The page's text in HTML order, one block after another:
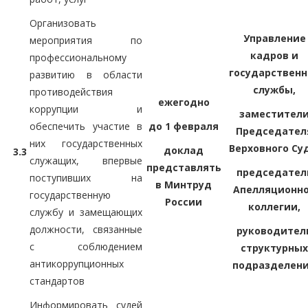
3.3
Организовать
мероприятия по
профессиональному
развитию в области
противодействия
коррупции и
обеспечить участие в
них государственных
служащих, впервые
поступивших на
государственную
службу и замещающих
должности, связанные
с соблюдением
антикоррупционных
стандартов
ежегодно
до 1 февраля
доклад
представлять
в Минтруд
России
Управление
кадров и
службы,
Верховного
коллегии,
структурных
Информировать судей